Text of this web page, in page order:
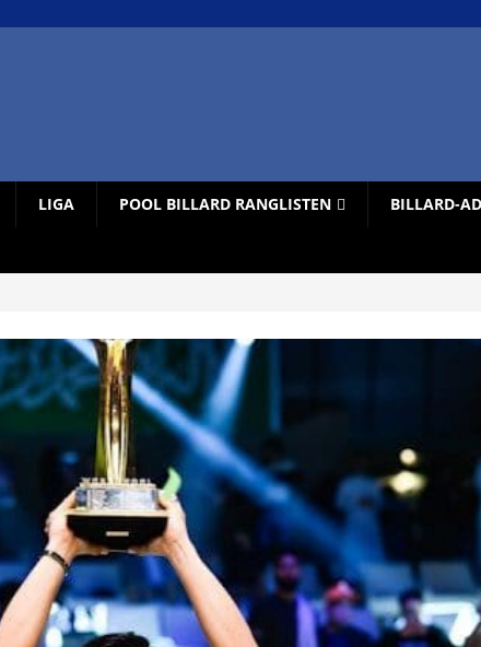
LIGA POOL BILLARD RANGLISTEN BILLARD-